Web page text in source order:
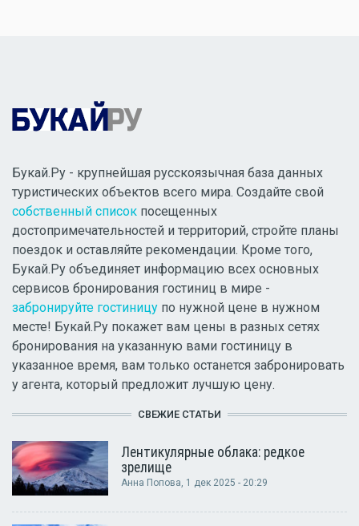
Букай.Ру - крупнейшая русскоязычная база данных
туристических объектов всего мира. Создайте свой
собственный список посещенных
достопримечательностей и территорий, стройте планы
поездок и оставляйте рекомендации. Кроме того,
Букай.Ру объединяет информацию всех основных
сервисов бронирования гостиниц в мире -
забронируйте гостиницу по нужной цене в нужном
месте! Букай.Ру покажет вам цены в разных сетях
бронирования на указанную вами гостиницу в
указанное время, вам только останется забронировать
у агента, который предложит лучшую цену.
СВЕЖИЕ СТАТЬИ
Лентикулярные облака: редкое
зрелище
Анна Попова, 1 дек 2025 - 20:29